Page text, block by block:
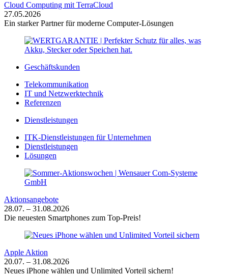
Cloud Computing mit TerraCloud
27.05.2026
Ein starker Partner für moderne Computer-Lösungen
Geschäftskunden
Telekommunikation
IT und Netzwerktechnik
Referenzen
Dienstleistungen
ITK-Dienstleistungen für Unternehmen
Dienstleistungen
Lösungen
Aktionsangebote
28.07. – 31.08.2026
Die neuesten Smartphones zum Top-Preis!
Apple Aktion
20.07. – 31.08.2026
Neues iPhone wählen und Unlimited Vorteil sichern!